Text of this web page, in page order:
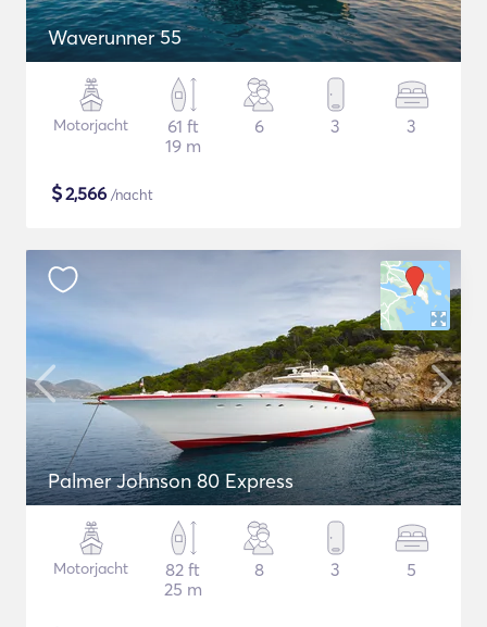
Waverunner 55
Motorjacht
61 ft
19 m
6 3 3
$2,566 /nacht
Palmer Johnson 80 Express
Motorjacht
82 ft
25 m
8 3 5